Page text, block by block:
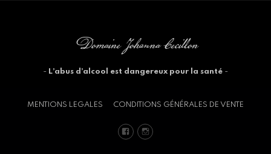
Domaine Johanna Cecillon
- L’abus d’alcool est dangereux pour la santé -
MENTIONS LEGALES CONDITIONS GÉNÉRALES DE VENTE
FacebookInstagram